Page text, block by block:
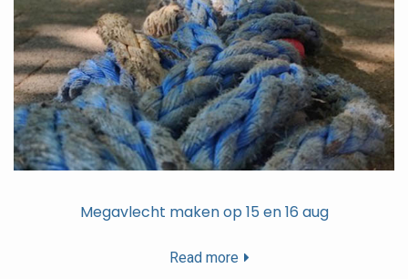
Megavlecht maken op 15 en 16 aug
Read more